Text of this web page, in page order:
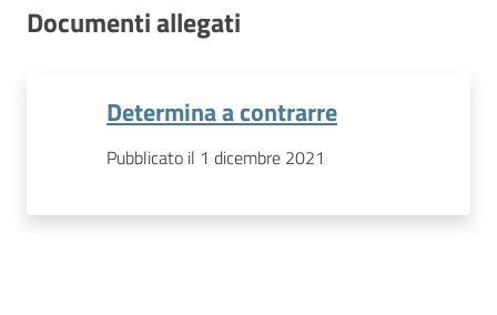
Documenti allegati
Determina a contrarre
Pubblicato il 1 dicembre 2021